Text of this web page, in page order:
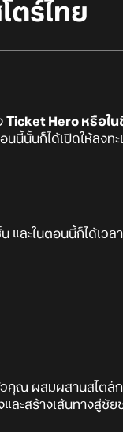
ตร์ไทย
Ticket Hero หรือใ
นนี้นั้นก็ได้เปิดให้ลงท
ละในตอนนี้ก็ได้เวล
ณ ผสมผสานสไตล์ก
และสร้างเส้นทางสู่ชั